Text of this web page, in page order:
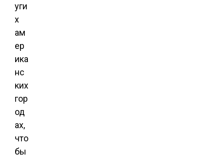
уги
х
ам
ер
ика
нс
ких
гор
од
ах,
что
бы